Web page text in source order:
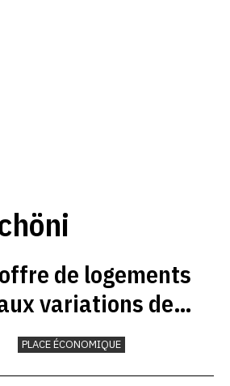
de logements
variations de
PLACE ÉCONOMIQUE